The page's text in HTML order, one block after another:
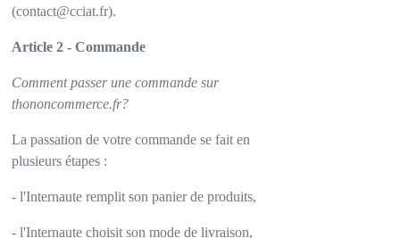
(contact@cciat.fr).
Article 2 - Commande
Comment passer une commande sur
thononcommerce.fr?
La passation de votre commande se fait en
plusieurs étapes :
- l'Internaute remplit son panier de produits,
- l'Internaute choisit son mode de livraison,